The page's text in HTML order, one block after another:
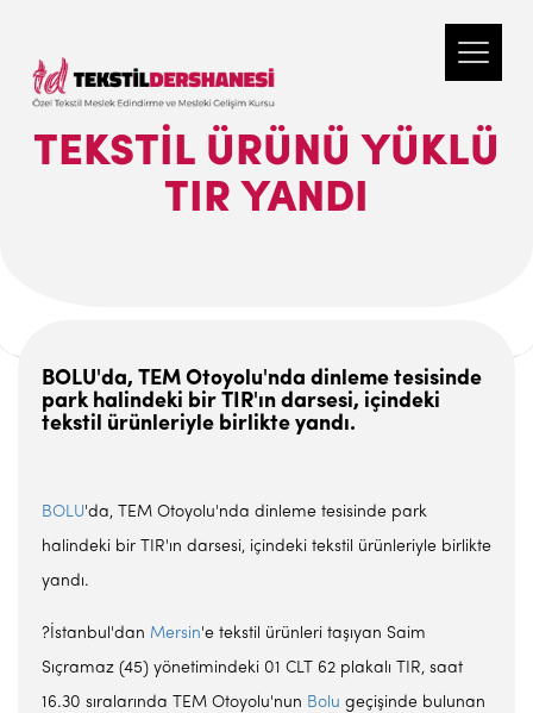
TEKSTIL ÜRÜNÜ YÜKLÜ
TIR YANDI
BOLU'da, TEM Otoyolu'nda dinleme tesisinde
park halindeki bir TIR'ın darsesi, içindeki
tekstil ürünleriyle birlikte yandı.
BOLU'da, TEM Otoyolu'nda dinleme tesisinde park
halindeki bir TIR'ın darsesi, içindeki tekstil ürünleriyle birlikte
yandı.
?İstanbul'dan Mersin'e tekstil ürünleri taşıyan Saim
Sıçramaz (45) yönetimindeki 01 CLT 62 plakalı TIR, saat
16.30 sıralarında TEM Otoyolu'nun Bolu geçişinde bulunan